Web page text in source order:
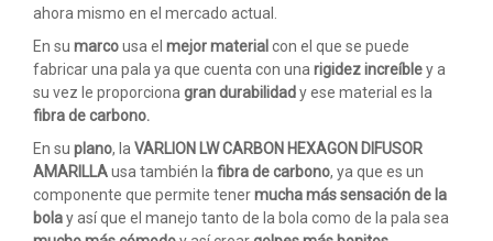
ahora mismo en el mercado actual.
En su marcousa el mejor materialcon el que se puede
fabricar una pala ya que cuenta con una rigidez increíbley a
su vez le proporciona gran durabilidady ese material es la
fibra de carbono.
En su plano, la VARLION LW CARBON HEXAGON DIFUSOR
AMARILLAusa también la fibra de carbono, ya que es un
componente que permite tenermucha más sensación de la
bolay así que el manejo tanto de la bola como de la pala sea